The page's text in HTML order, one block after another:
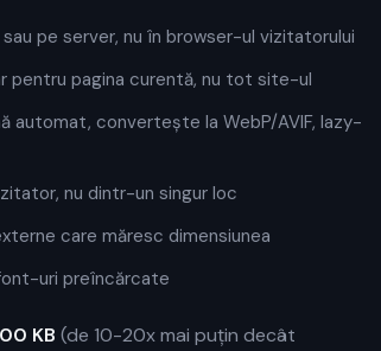
pe server, nu în browser-ul vizitatorului
pentru pagina curentă, nu tot site-ul
automat, convertește la WebP/AVIF, lazy-
nu dintr-un singur loc
care măresc dimensiunea
uri preîncărcate
KB (de 10-20x mai puțin decât